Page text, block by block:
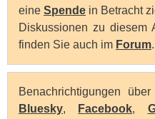
eine Spende in Betracht
Diskussionen zu diesem
finden Sie auch im Forum.
Benachrichtigungen
Bluesky, Facebook,